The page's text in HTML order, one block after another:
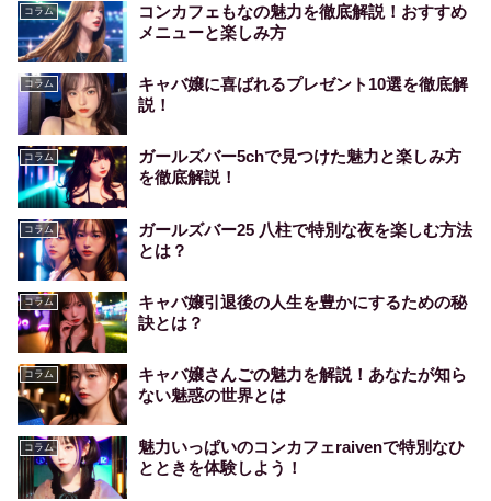
コラム
コンカフェもなの魅力を徹底解説！おすすめ
メニューと楽しみ方
コラム
キャバ嬢に喜ばれるプレゼント10選を徹底解
説！
コラム
ガールズバー5chで見つけた魅力と楽しみ方
を徹底解説！
コラム
ガールズバー25 八柱で特別な夜を楽しむ方法
とは？
コラム
キャバ嬢引退後の人生を豊かにするための秘
訣とは？
コラム
キャバ嬢さんごの魅力を解説！あなたが知ら
ない魅惑の世界とは
コラム
魅力いっぱいのコンカフェraivenで特別なひ
とときを体験しよう！